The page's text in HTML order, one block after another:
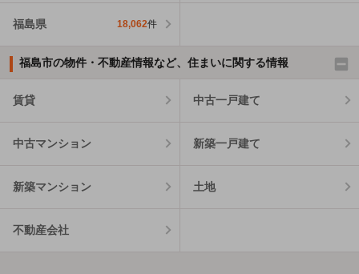
福島県 18,062件
福島市の物件・不動産情報など、住まいに関する情報
賃貸 中古一戸建て
中古マンション 新築一戸建て
新築マンション 土地
不動産会社